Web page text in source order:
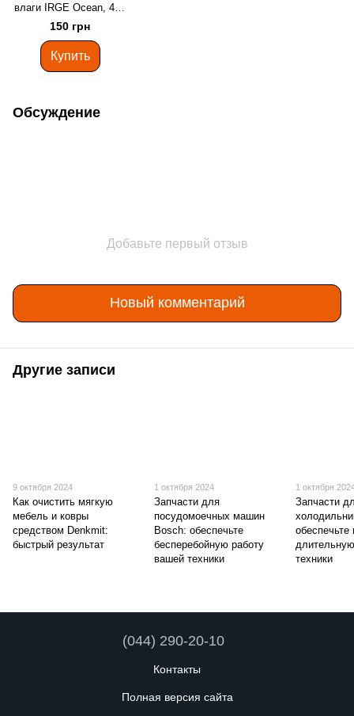
влаги IRGE Ocean, 400
мл
150 грн
Купить
Обсуждение
Добавьте первый отзыв
Новый комментарий
Другие записи
9 октября 2024
Как очистить мягкую
мебель и ковры
средством Denkmit:
быстрый результат
1 октября 2024
Запчасти для
посудомоечных машин
Bosch: обеспечьте
бесперебойную работу
вашей техники
1 октября
Запчасти
техники
(044) 290-20-10
Контакты
Полная версия сайта